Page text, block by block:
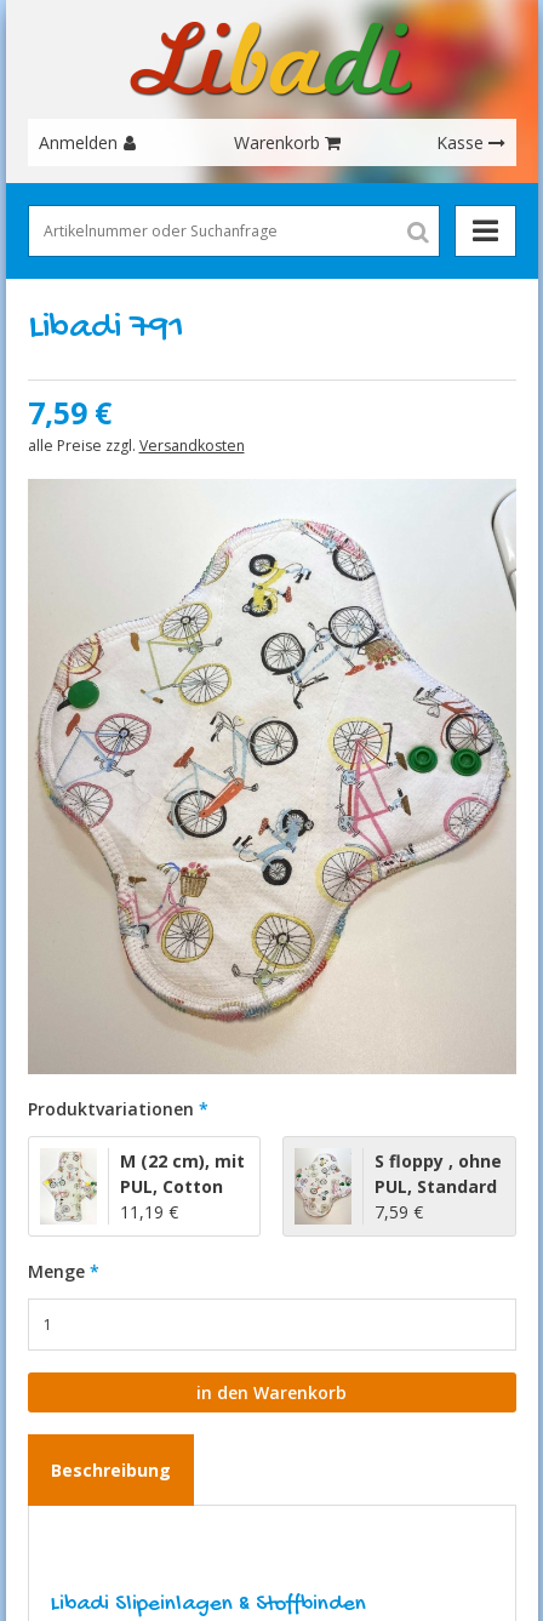
Anmelden Warenkorb Kasse
Libadi 791
7,59 €
alle Preise zzgl. Versandkosten
Produktvariationen
M (22 cm), mit
PUL, Cotton
11,19 €
S floppy , ohne
PUL, Standard
7,59 €
Menge
Beschreibung
Libadi Slipeinlagen & Stoffbinden